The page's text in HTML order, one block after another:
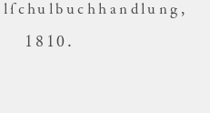
1810 .